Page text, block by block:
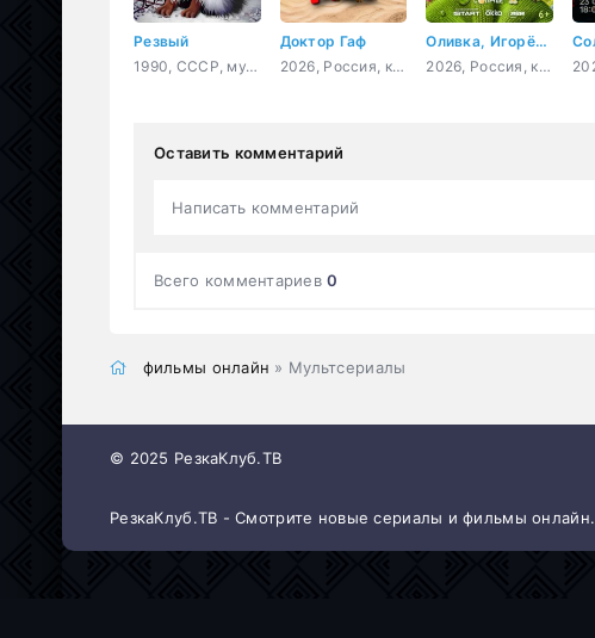
Резвый
1990, СССР, мультфильм, короткометражка
Доктор Гаф
2026, Россия, комедия, фэнтези, семейный
Оливка, Игорёк и Рекс
2026, Россия, комедия, семейный
Оставить комментарий
Написать комментарий
Всего комментариев0
фильмы онлайн » Мультсериалы
© 2025 РезкаКлуб.ТВ
РезкаКлуб.ТВ - Смотрите новые сериалы и фильмы онлайн.